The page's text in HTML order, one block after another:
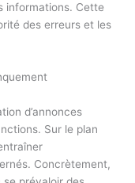
informations. Cette
des erreurs et les
d’annonces
Sur le plan
Concrètement,